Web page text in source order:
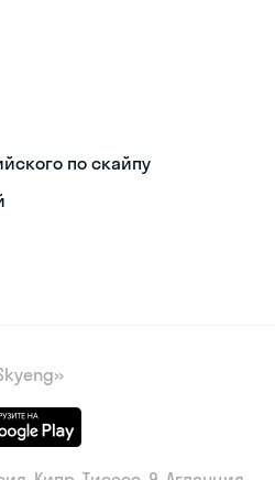
по скайпу